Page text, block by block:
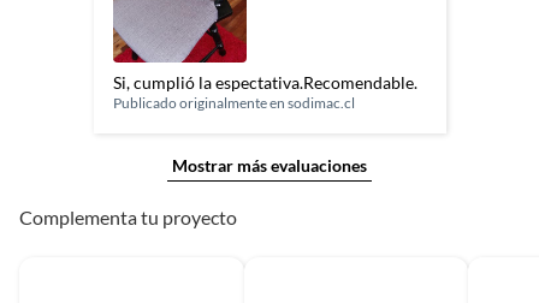
Si, cumplió la espectativa.Recomendable.
Publicado originalmente en sodimac.cl
Mostrar más evaluaciones
Complementa tu proyecto